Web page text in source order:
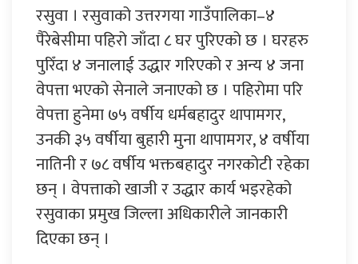
रसुवा । रसुवाको उत्तरगया गाउँपालिका–४
पैरेबेसीमा पहिरो जाँदा ८ घर पुरिएको छ । घरहरु
पुरिँदा ४ जनालाई उद्धार गरिएको र अन्य ४ जना
वेपत्ता भएको सेनाले जनाएको छ । पहिरोमा परि
वेपत्ता हुनेमा ७५ वर्षीय धर्मबहादुर थापामगर,
उनकी ३५ वर्षीया बुहारी मुना थापामगर, ४ वर्षीया
नातिनी र ७८ वर्षीय भक्तबहादुर नगरकोटी रहेका
छन् । वेपत्ताको खाजी र उद्धार कार्य भइरहेको
रसुवाका प्रमुख जिल्ला अधिकारीले जानकारी
दिएका छन् ।